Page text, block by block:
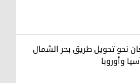
نحو تحويل طريق بحر الشمال
وأوروبا